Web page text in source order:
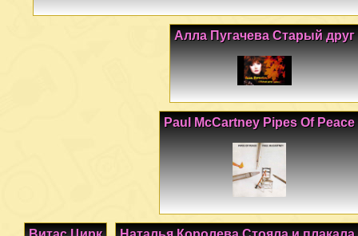
Алла Пугачева Старый друг
Paul McCartney Pipes Of Peace